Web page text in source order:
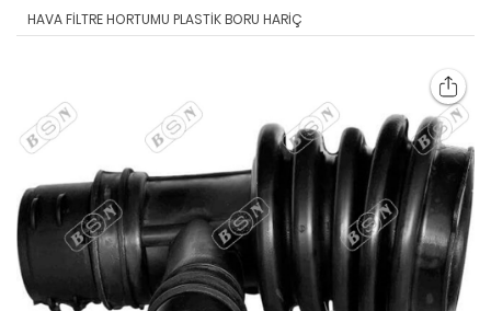
HAVA FİLTRE HORTUMU PLASTİK BORU HARİÇ